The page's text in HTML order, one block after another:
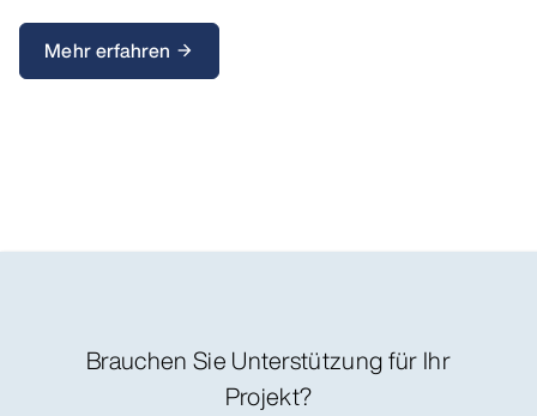
Mehr erfahren arrow_forward
Brauchen Sie Unterstützung für Ihr
Projekt?